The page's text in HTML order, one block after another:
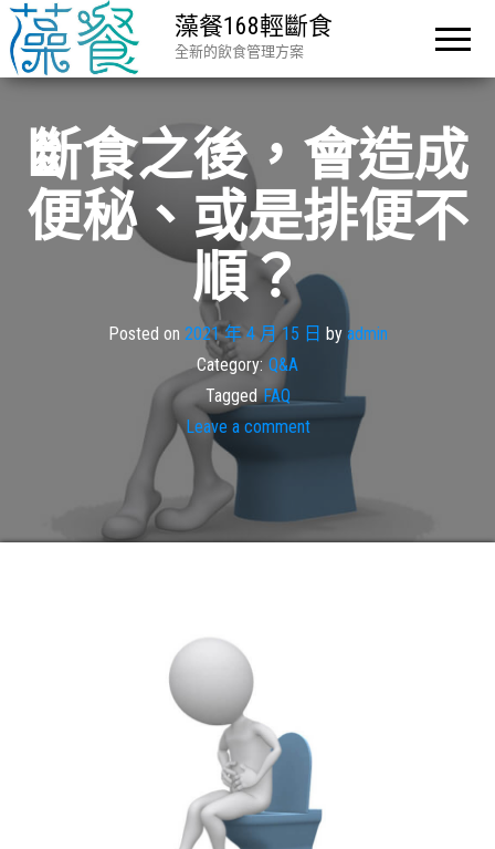
藻餐168輕斷食
全新的飲食管理方案
斷食之後，會造成
便秘、或是排便不
順？
Posted on 2021 年 4 月 15 日 by admin
Category: Q&A
Tagged FAQ
Leave a comment